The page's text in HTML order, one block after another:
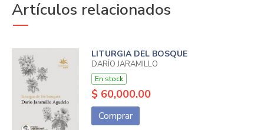
Artículos relacionados
LITURGIA DEL BOSQUE
DARÍO JARAMILLO
En stock
$ 60,000.00
Comprar